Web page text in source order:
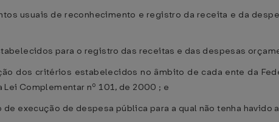
usuais de reconhecimento e registro da receita e da
para o registro das receitas e das despesas
dos critérios estabelecidos no âmbito de cada ente da
Complementar nº 101, de 2000 ; e
execução de despesa pública para a qual não tenha havido